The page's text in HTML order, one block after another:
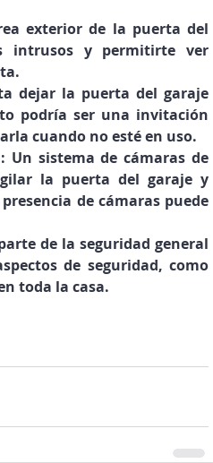
exterior de la puerta del
intrusos y permitirte ver
dejar la puerta del garaje
podría ser una invitación
cuando no esté en uso.
Un sistema de cámaras de
la puerta del garaje y
de cámaras puede
de la seguridad general
de seguridad, como
toda la casa.